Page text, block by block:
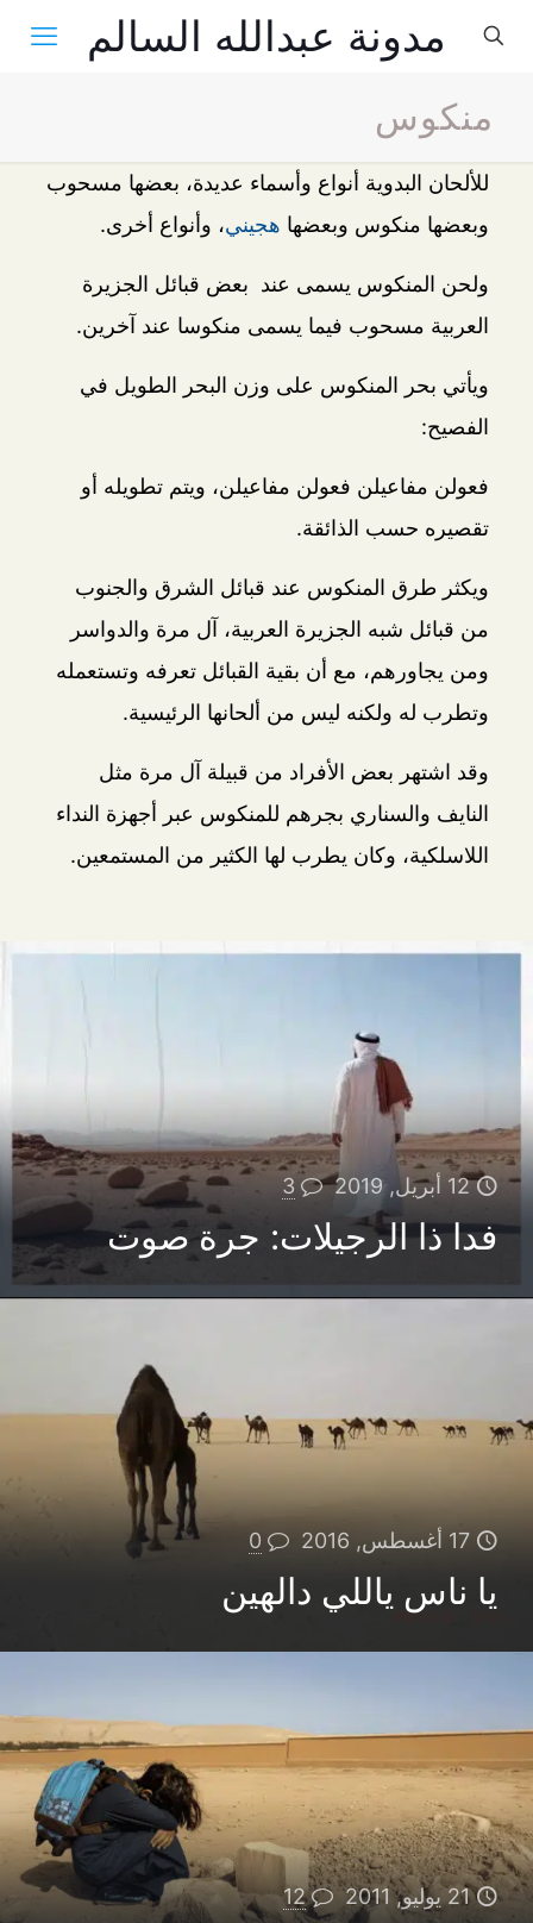
مدونة عبدالله السالم
منكوس
للألحان البدوية أنواع وأسماء عديدة، بعضها مسحوب
وبعضها منكوس وبعضها هجيني، وأنواع أخرى.
ولحن المنكوس يسمى عند بعض قبائل الجزيرة
العربية مسحوب فيما يسمى منكوسا عند آخرين.
ويأتي بحر المنكوس على وزن البحر الطويل في
الفصيح:
فعولن مفاعيلن فعولن مفاعيلن، ويتم تطويله أو
تقصيره حسب الذائقة.
ويكثر طرق المنكوس عند قبائل الشرق والجنوب
من قبائل شبه الجزيرة العربية، آل مرة والدواسر
ومن يجاورهم، مع أن بقية القبائل تعرفه وتستعمله
وتطرب له ولكنه ليس من ألحانها الرئيسية.
وقد اشتهر بعض الأفراد من قبيلة آل مرة مثل
النايف والسناري بجرهم للمنكوس عبر أجهزة النداء
اللاسلكية، وكان يطرب لها الكثير من المستمعين.
12 أبريل, 2019 3
فدا ذا الرجيلات: جرة صوت
17 أغسطس, 2016 0
يا ناس ياللي دالهين
21 يوليو, 2011 12